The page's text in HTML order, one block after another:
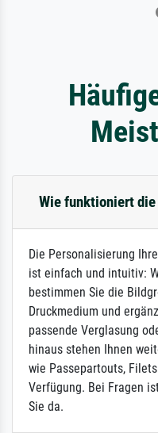
Wie funktioniert
Die Personalisierung
ist einfach und intuitiv:
bestimmen Sie die
Druckmedium und
passende Verglasung
hinaus stehen Ihnen
wie Passepartouts,
Verfügung. Bei Fragen
Sie da.